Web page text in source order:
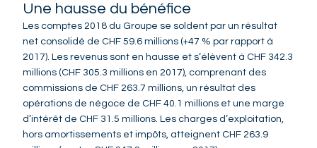
Une hausse du bénéfice
Les comptes 2018 du Groupe se soldent par un résultat
net consolidé de CHF 59.6 millions (+47 % par rapport à
2017). Les revenus sont en hausse et s’élèvent à CHF 342.3
millions (CHF 305.3 millions en 2017), comprenant des
commissions de CHF 263.7 millions, un résultat des
opérations de négoce de CHF 40.1 millions et une marge
d’intérêt de CHF 31.5 millions. Les charges d’exploitation,
hors amortissements et impôts, atteignent CHF 263.9